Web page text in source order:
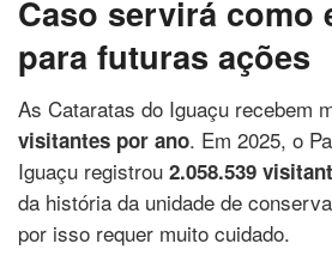
Caso servirá como
para futuras ações
As Cataratas do Iguaçu recebem
visitantes por ano. Em 2025, o
Iguaçu registrou 2.058.539
da história da unidade de
por isso requer muito cuidado.